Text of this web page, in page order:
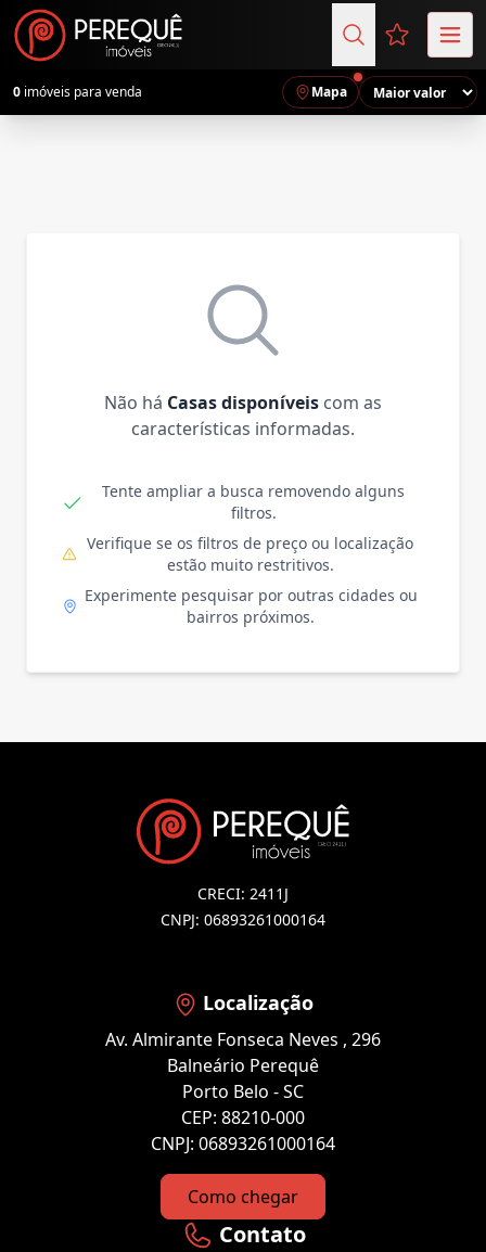
Favoritos
0 imóveis para venda Mapa
Não há Casas disponíveis com as
características informadas.
Tente ampliar a busca removendo alguns
filtros.
Verifique se os filtros de preço ou localização
estão muito restritivos.
Experimente pesquisar por outras cidades ou
bairros próximos.
CRECI: 2411J
CNPJ: 06893261000164
Localização
Av. Almirante Fonseca Neves , 296
Balneário Perequê
Porto Belo - SC
CEP: 88210-000
CNPJ: 06893261000164
Como chegar
Contato